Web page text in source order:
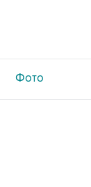
Фото